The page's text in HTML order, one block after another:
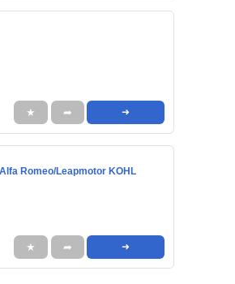
★ ➦ ➜
Romeo/Leapmotor KOHL
★ ➦ ➜